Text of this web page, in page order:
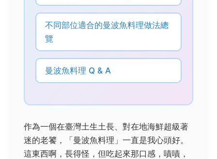
不同部位適合的曼波魚料理做法總
覽
曼波魚料理 Q & A
作為一個在臺灣土生土長、對在地海鮮超級著
迷的老饕，「曼波魚料理」一直是我心頭好。
這東西啊，長得怪，但吃起來那口感，嘖嘖，